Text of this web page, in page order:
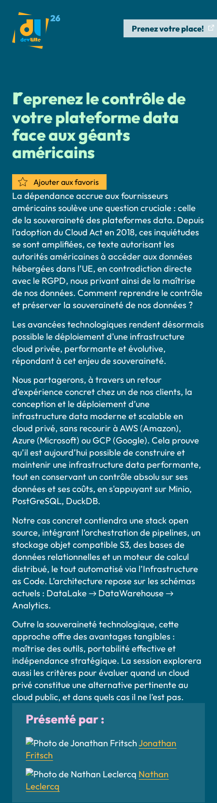
Prenez votre place!
reprenez le contrôle de
votre plateforme data
face aux géants
américains
Ajouter aux favoris
La dépendance accrue aux fournisseurs
américains soulève une question cruciale : celle
de la souveraineté des plateformes data. Depuis
l’adoption du Cloud Act en 2018, ces inquiétudes
se sont amplifiées, ce texte autorisant les
autorités américaines à accéder aux données
hébergées dans l’UE, en contradiction directe
avec le RGPD, nous privant ainsi de la maîtrise
de nos données. Comment reprendre le contrôle
et préserver la souveraineté de nos données ?
Les avancées technologiques rendent désormais
possible le déploiement d’une infrastructure
cloud privée, performante et évolutive,
répondant à cet enjeu de souveraineté.
Nous partagerons, à travers un retour
d’expérience concret chez un de nos clients, la
conception et le déploiement d’une
infrastructure data moderne et scalable en
cloud privé, sans recourir à AWS (Amazon),
Azure (Microsoft) ou GCP (Google). Cela prouve
qu’il est aujourd’hui possible de construire et
maintenir une infrastructure data performante,
tout en conservant un contrôle absolu sur ses
données et ses coûts, en s'appuyant sur Minio,
PostGreSQL, DuckDB.
Notre cas concret contiendra une stack open
source, intégrant l’orchestration de pipelines, un
stockage objet compatible S3, des bases de
données relationnelles et un moteur de calcul
distribué, le tout automatisé via l’Infrastructure
as Code. L’architecture repose sur les schémas
actuels : DataLake → DataWarehouse →
Analytics.
Outre la souveraineté technologique, cette
approche offre des avantages tangibles :
maîtrise des outils, portabilité effective et
indépendance stratégique. La session explorera
aussi les critères pour évaluer quand un cloud
privé constitue une alternative pertinente au
cloud public, et dans quels cas il ne l’est pas.
Présenté par :
Jonathan
Fritsch
Nathan
Leclercq